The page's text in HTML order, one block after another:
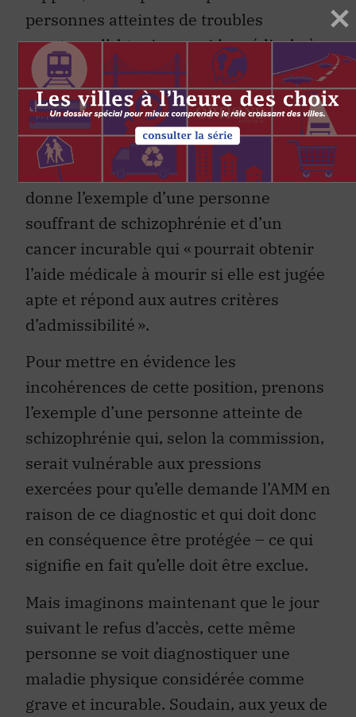
personnes atteintes de troubles
mentaux d’obtenir une aide médicale à
mourir dans certaines circonstances.
Lorsqu’elles sont atteintes d’une
maladie grave et incurable autre que
leur trouble mental, ces personnes
peuvent obtenir ce soin ». Le rapport
donne l’exemple d’une personne
souffrant de schizophrénie et d’un
cancer incurable qui «pourrait obtenir
l’aide médicale à mourir si elle est jugée
apte et répond aux autres critères
d’admissibilité ».
Pour mettre en évidence les
incohérences de cette position, prenons
l’exemple d’une personne atteinte de
schizophrénie qui, selon la commission,
serait vulnérable aux pressions
exercées pour qu’elle demande l’AMM en
raison de ce diagnostic et qui doit donc
en conséquence être protégée – ce qui
signifie en fait qu’elle doit être exclue.
Mais imaginons maintenant que le jour
suivant le refus d’accès, cette même
personne se voit diagnostiquer une
maladie physique considérée comme
grave et incurable. Soudain, aux yeux de